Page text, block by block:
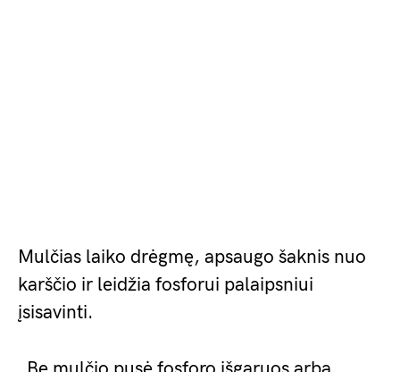
Mulčias laiko drėgmę, apsaugo šaknis nuo
karščio ir leidžia fosforui palaipsniui
įsisavinti.